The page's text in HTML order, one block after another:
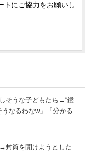
トにご協力をお願いし
そうな子どもたち→“鑑
なるわなw」「分かる
封筒を開けようとした